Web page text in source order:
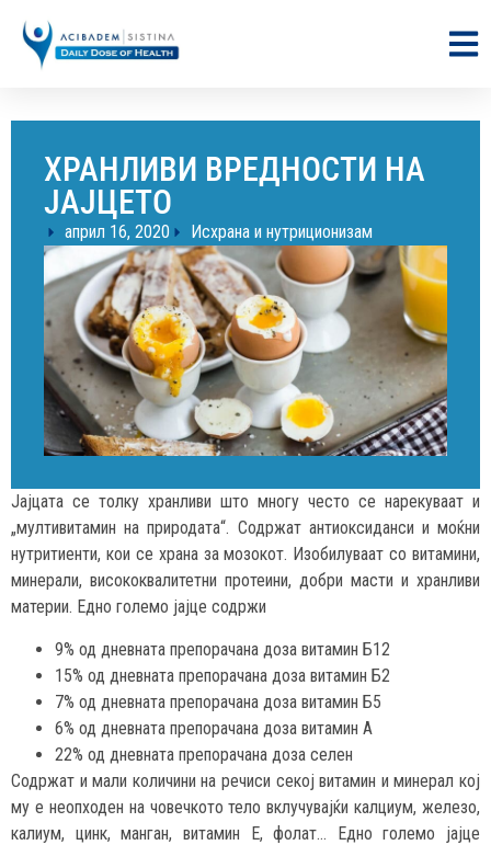
ХРАНЛИВИ ВРЕДНОСТИ НА
ЈАЈЦЕТО
април 16, 2020 Исхрана и нутриционизам
Јајцата се толку хранливи што многу често се нарекуваат и
„мултивитамин на природата“. Содржат антиоксиданси и моќни
нутритиенти, кои се храна за мозокот. Изобилуваат со витамини,
минерали, висококвалитетни протеини, добри масти и хранливи
материи. Едно големо јајце содржи
9% од дневната препорачана доза витамин Б12
15% од дневната препорачана доза витамин Б2
7% од дневната препорачана доза витамин Б5
6% од дневната препорачана доза витамин А
22% од дневната препорачана доза селен
Содржат и мали количини на речиси секој витамин и минерал кој
му е неопходен на човечкото тело вклучувајќи калциум, железо,
калиум, цинк, манган, витамин Е, фолат… Едно големо јајце